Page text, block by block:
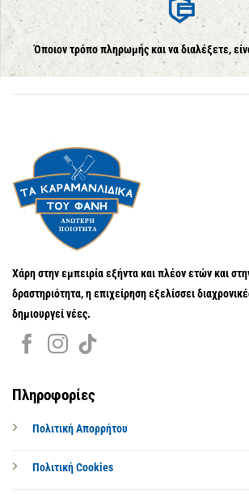
Όποιον τρόπο πληρωμής και να διαλέξετε,
Χάρη στην εμπειρία εξήντα και πλέον ετών και
δραστηριότητα, η επιχείρηση εξελίσσει
δημιουργεί νέες.
Πληροφορίες
Πολιτική Απορρήτου
Πολιτική Cookies